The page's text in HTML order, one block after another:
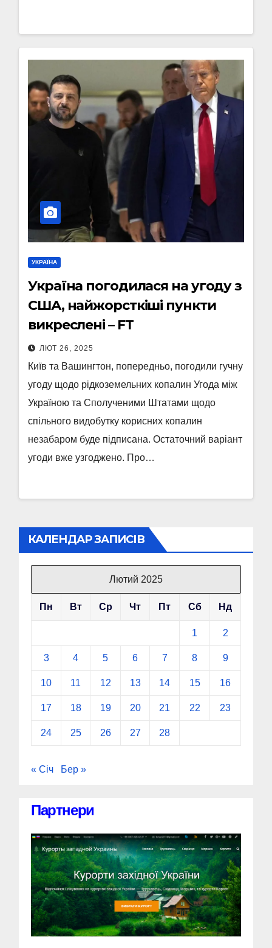
УКРАЇНА
Україна погодилася на угоду з
США, найжорсткіші пункти
викреслені – FT
ЛЮТ 26, 2025
Київ та Вашингтон, попередньо, погодили гучну
угоду щодо рідкоземельних копалин Угода між
Україною та Сполученими Штатами щодо
спільного видобутку корисних копалин
незабаром буде підписана. Остаточний варіант
угоди вже узгоджено. Про…
КАЛЕНДАР ЗАПИСІВ
Лютий 2025
Пн Вт Ср Чт Пт Сб Нд
1 2
3 4 5 6 7 8 9
10 11 12 13 14 15 16
17 18 19 20 21 22 23
24 25 26 27 28
« Січ Бер »
Партнери